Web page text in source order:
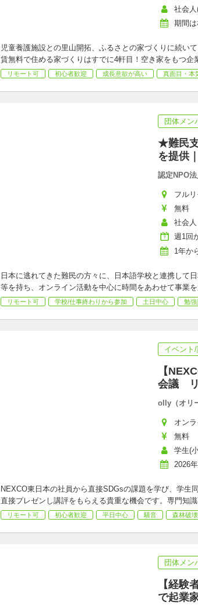
社会
期間
児童養護施設との里山開拓、ふるさとの家づくりに続い
賃無料で住める家づくりはすでに4軒目！空き家をもつ企
リモート可 初心者歓迎 成長意欲が高い 真面目・本
団体メン
★難民
を提供
認定NPO
フル
無料
社会
週1回
1年か
日本に逃れてきた難民の方々に、日本語学校と連携して
等を持ち、オンライン活動を中心に時間をあわせて事業を
リモート可 学校/仕事終わりから参加 土日中心 勉強
イベント
【
会議 リ
olly（オリ
オン
無料
学生(
2026
NEXCO東日本の社員から直接SDGsの課題を学び、学生
直接プレゼンし講評をもらえる貴重な機会です。専門知
リモート可 初心者歓迎 平日中心 騒音 森林破壊
団体メン
【経験
で起業